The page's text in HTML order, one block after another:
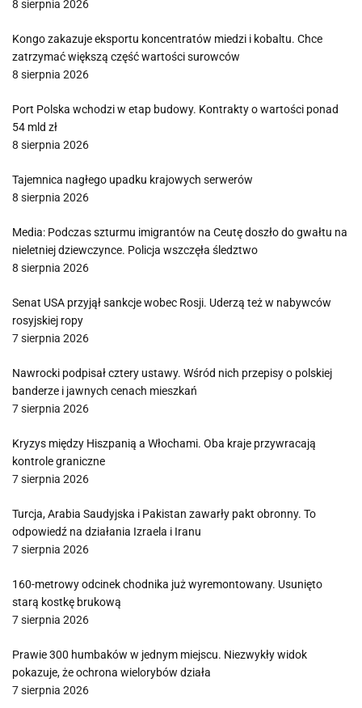
8 sierpnia 2026
Kongo zakazuje eksportu koncentratów miedzi i kobaltu. Chce
zatrzymać większą część wartości surowców
8 sierpnia 2026
Port Polska wchodzi w etap budowy. Kontrakty o wartości ponad
54 mld zł
8 sierpnia 2026
Tajemnica nagłego upadku krajowych serwerów
8 sierpnia 2026
Media: Podczas szturmu imigrantów na Ceutę doszło do gwałtu na
nieletniej dziewczynce. Policja wszczęła śledztwo
8 sierpnia 2026
Senat USA przyjął sankcje wobec Rosji. Uderzą też w nabywców
rosyjskiej ropy
7 sierpnia 2026
Nawrocki podpisał cztery ustawy. Wśród nich przepisy o polskiej
banderze i jawnych cenach mieszkań
7 sierpnia 2026
Kryzys między Hiszpanią a Włochami. Oba kraje przywracają
kontrole graniczne
7 sierpnia 2026
Turcja, Arabia Saudyjska i Pakistan zawarły pakt obronny. To
odpowiedź na działania Izraela i Iranu
7 sierpnia 2026
160-metrowy odcinek chodnika już wyremontowany. Usunięto
starą kostkę brukową
7 sierpnia 2026
Prawie 300 humbaków w jednym miejscu. Niezwykły widok
pokazuje, że ochrona wielorybów działa
7 sierpnia 2026